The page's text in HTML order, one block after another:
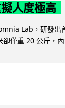
人度極高
Lab，研發出
卻僅重 20 公斤，